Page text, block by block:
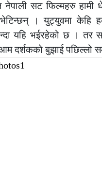
नेपाली सट फिल्महरु
। युट्युवमा केहि
यहि भईरहेको छ । तर
दर्शकको बुझाई पछिल्लो